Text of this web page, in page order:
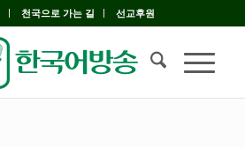
천국으로 가는 길 선교후원